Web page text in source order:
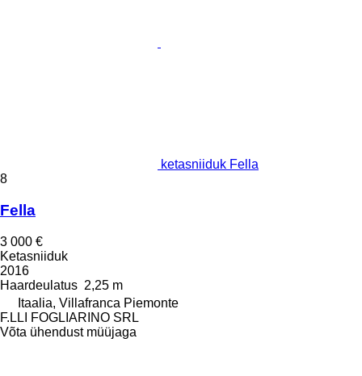
ketasniiduk Fella
8
Fella
3 000 €
Ketasniiduk
2016
Haardeulatus 2,25 m
Itaalia, Villafranca Piemonte
F.LLI FOGLIARINO SRL
Võta ühendust müüjaga